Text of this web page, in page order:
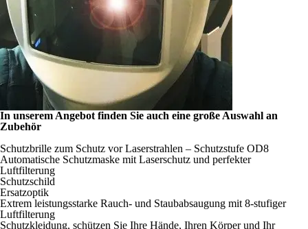
In unserem Angebot finden Sie auch eine große Auswahl an
Zubehör
Schutzbrille zum Schutz vor Laserstrahlen – Schutzstufe OD8
Automatische Schutzmaske mit Laserschutz und perfekter
Luftfilterung
Schutzschild
Ersatzoptik
Extrem leistungsstarke Rauch- und Staubabsaugung mit 8-stufiger
Luftfilterung
Schutzkleidung, schützen Sie Ihre Hände, Ihren Körper und Ihr